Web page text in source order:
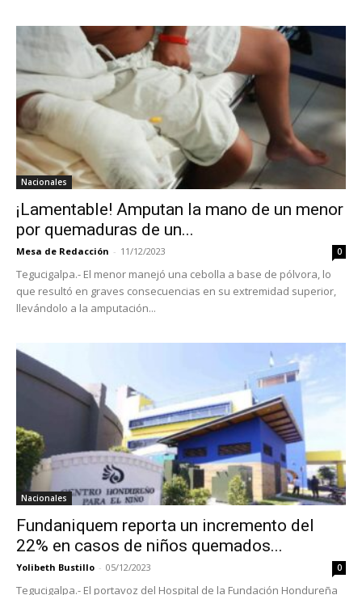
Nacionales
¡Lamentable! Amputan la mano de un menor
por quemaduras de un...
Mesa de Redacción - 11/12/2023 0
Tegucigalpa.- El menor manejó una cebolla a base de pólvora, lo
que resultó en graves consecuencias en su extremidad superior,
llevándolo a la amputación...
Nacionales
Fundaniquem reporta un incremento del
22% en casos de niños quemados...
Yolibeth Bustillo - 05/12/2023 0
Tegucigalpa.- El portavoz del Hospital de la Fundación Hondureña